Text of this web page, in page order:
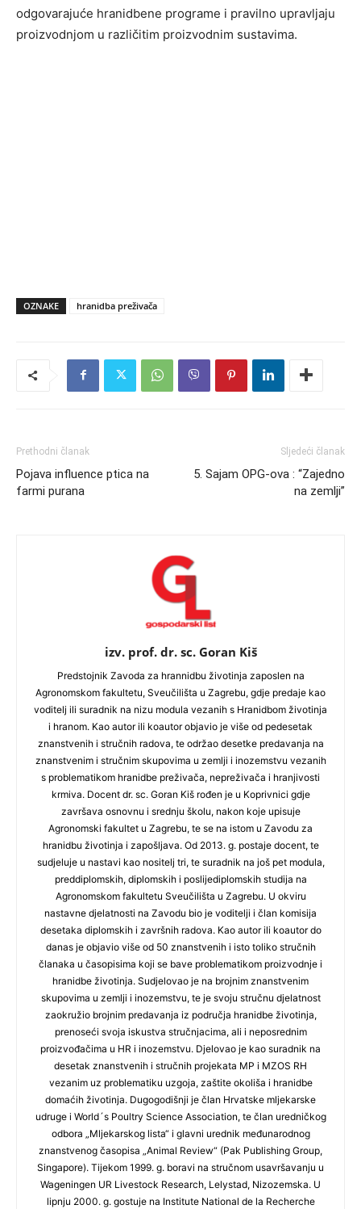
odgovarajuće hranidbene programe i pravilno upravljaju
proizvodnjom u različitim proizvodnim sustavima.
OZNAKE hranidba preživača
Prethodni članak
Pojava influence ptica na
farmi purana
Sljedeći članak
5. Sajam OPG-ova : “Zajedno
na zemlji”
izv. prof. dr. sc. Goran Kiš
Predstojnik Zavoda za hrannidbu životinja zaposlen na
Agronomskom fakultetu, Sveučilišta u Zagrebu, gdje predaje kao
voditelj ili suradnik na nizu modula vezanih s Hranidbom životinja
i hranom. Kao autor ili koautor objavio je više od pedesetak
znanstvenih i stručnih radova, te održao desetke predavanja na
znanstvenim i stručnim skupovima u zemlji i inozemstvu vezanih
s problematikom hranidbe preživača, nepreživača i hranjivosti
krmiva. Docent dr. sc. Goran Kiš rođen je u Koprivnici gdje
završava osnovnu i srednju školu, nakon koje upisuje
Agronomski fakultet u Zagrebu, te se na istom u Zavodu za
hranidbu životinja i zapošljava. Od 2013. g. postaje docent, te
sudjeluje u nastavi kao nositelj tri, te suradnik na još pet modula,
preddiplomskih, diplomskih i poslijediplomskih studija na
Agronomskom fakultetu Sveučilišta u Zagrebu. U okviru
nastavne djelatnosti na Zavodu bio je voditelji i član komisija
desetaka diplomskih i završnih radova. Kao autor ili koautor do
danas je objavio više od 50 znanstvenih i isto toliko stručnih
članaka u časopisima koji se bave problematikom proizvodnje i
hranidbe životinja. Sudjelovao je na brojnim znanstvenim
skupovima u zemlji i inozemstvu, te je svoju stručnu djelatnost
zaokružio brojnim predavanja iz područja hranidbe životinja,
prenoseći svoja iskustva stručnjacima, ali i neposrednim
proizvođačima u HR i inozemstvu. Djelovao je kao suradnik na
desetak znanstvenih i stručnih projekata MP i MZOS RH
vezanim uz problematiku uzgoja, zaštite okoliša i hranidbe
domaćih životinja. Dugogodišnji je član Hrvatske mljekarske
udruge i World´s Poultry Science Association, te član uredničkog
odbora „Mljekarskog lista“ i glavni urednik međunarodnog
znanstvenog časopisa „Animal Review“ (Pak Publishing Group,
Singapore). Tijekom 1999. g. boravi na stručnom usavršavanju u
Wageningen UR Livestock Research, Lelystad, Nizozemska. U
lipnju 2000. g. gostuje na Institute National de la Recherche